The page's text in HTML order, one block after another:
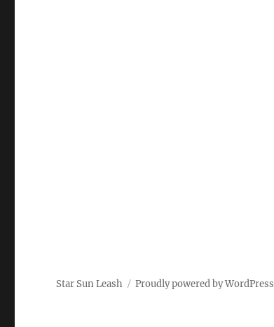
Star Sun Leash Proudly powered by WordPress